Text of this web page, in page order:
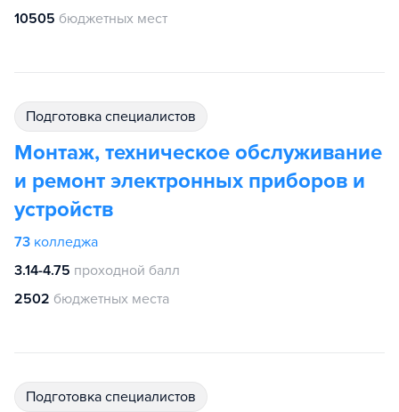
10505 бюджетных мест
подготовка специалистов
Монтаж, техническое обслуживание
и ремонт электронных приборов и
устройств
73 колледжа
3.14-4.75 проходной балл
2502 бюджетных места
подготовка специалистов